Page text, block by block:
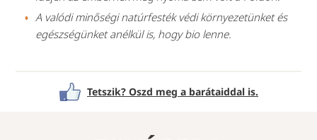
A valódi minőségi natúrfesték védi környezetünket és
egészségünket anélkül is, hogy bio lenne.
Tetszik? Oszd meg a barátaiddal is.